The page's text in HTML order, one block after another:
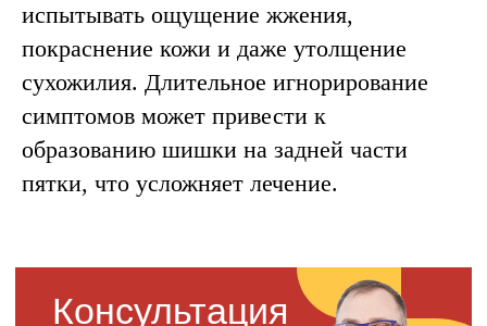
испытывать ощущение жжения,
покраснение кожи и даже утолщение
сухожилия. Длительное игнорирование
симптомов может привести к
образованию шишки на задней части
пятки, что усложняет лечение.